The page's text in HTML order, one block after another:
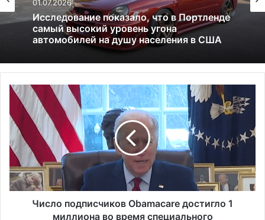
Все новости
01.07.2026
Исследование показало, что в Портленде
самый высокий уровень угона
автомобилей на душу населения в США
13.06.2025
Америка имеет огромный избыток сыра
Ч
с
л
о
п
о
д
п
Число подписчиков Obamacare достигло 1
миллиона во время специального